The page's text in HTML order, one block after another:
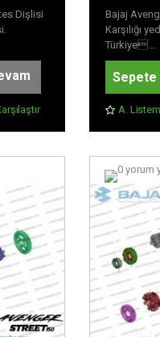
Dişlisi
Bajaj
Karşılığı
Türkiye...
Sepete
A.